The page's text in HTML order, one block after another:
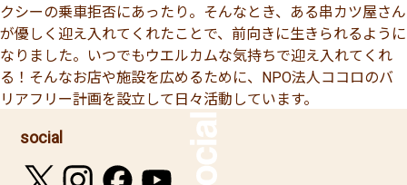
クシーの乗車拒否にあったり。そんなとき、ある串カツ屋さん
が優しく迎え入れてくれたことで、前向きに生きられるように
なりました。いつでもウエルカムな気持ちで迎え入れてくれ
る！そんなお店や施設を広めるために、NPO法人ココロのバ
リアフリー計画を設立して日々活動しています。
social